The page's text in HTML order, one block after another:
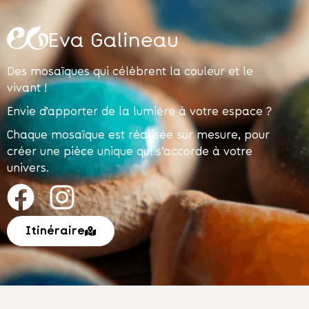
Eva Galineau
Des mosaïques qui célèbrent la couleur et le
vivant !
Envie d’apporter de la lumière à votre espace ?
Chaque mosaïque est réalisée sur mesure, pour
créer une pièce unique qui s’accorde à votre
univers.
Itinéraire